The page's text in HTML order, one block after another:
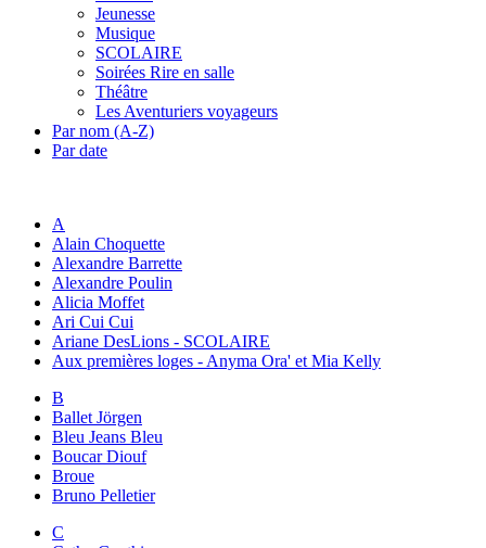
Jeunesse
Musique
SCOLAIRE
Soirées Rire en salle
Théâtre
Les Aventuriers voyageurs
Par nom (A-Z)
Par date
A
Alain Choquette
Alexandre Barrette
Alexandre Poulin
Alicia Moffet
Ari Cui Cui
Ariane DesLions - SCOLAIRE
Aux premières loges - Anyma Ora' et Mia Kelly
B
Ballet Jörgen
Bleu Jeans Bleu
Boucar Diouf
Broue
Bruno Pelletier
C